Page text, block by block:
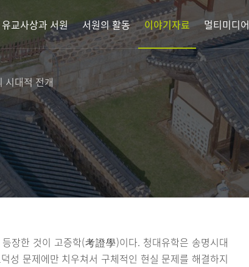
유교사상과 서원 서원의 활동 이야기자료 멀티미디어
시대적 전개
장한 것이 고증학(考證學)이다. 청대유학은 송명시대
성 문제에만 치우쳐서 구체적인 현실 문제를 해결하지